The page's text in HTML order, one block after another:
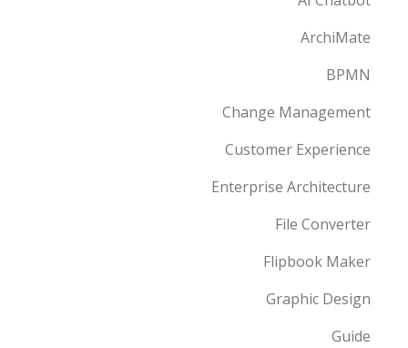
ArchiMate
BPMN
Change Management
Customer Experience
Enterprise Architecture
File Converter
Flipbook Maker
Graphic Design
Guide